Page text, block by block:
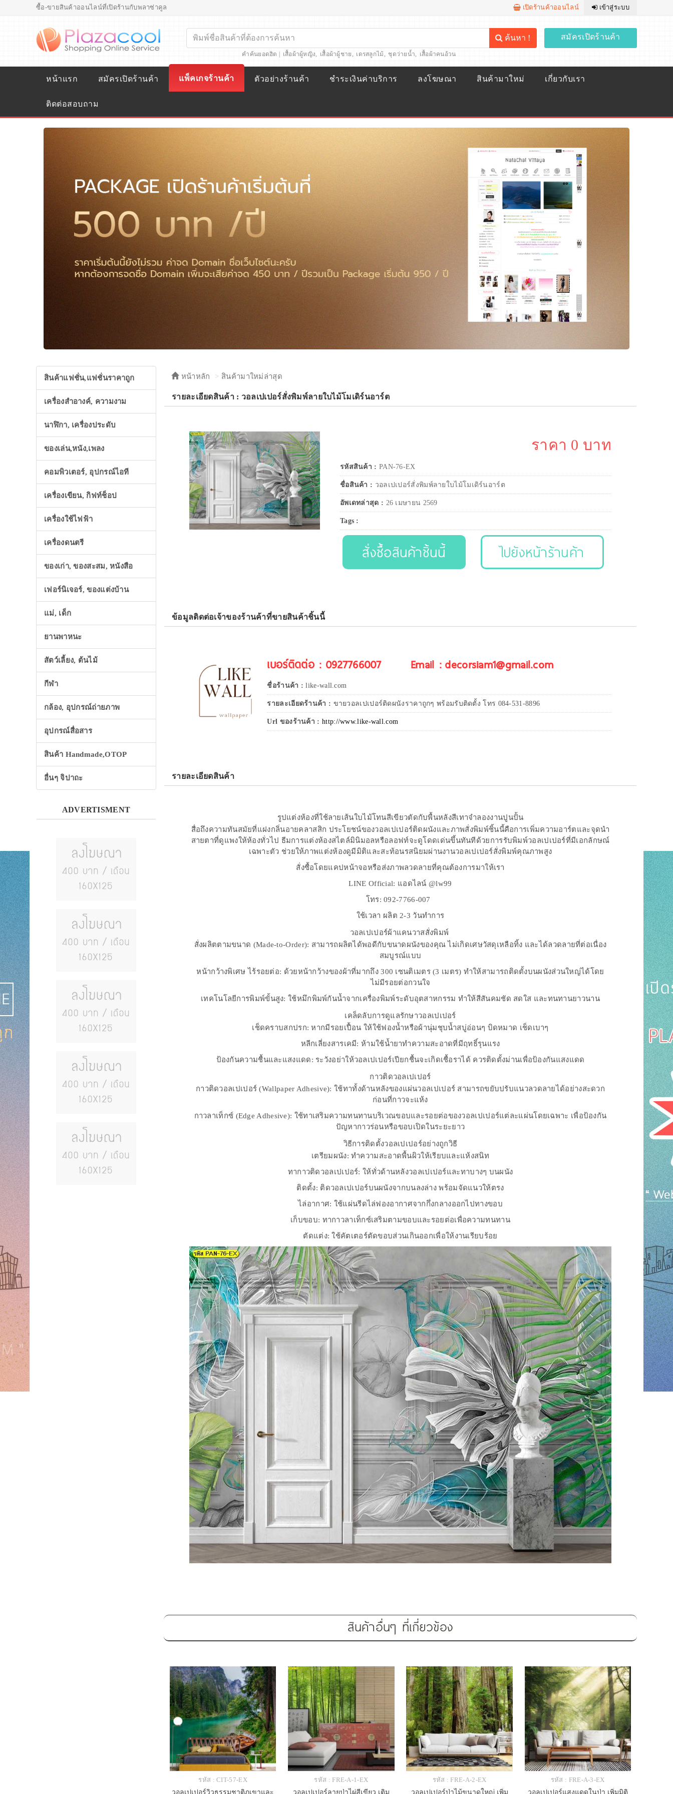
ซื้อ-ขายสินค้าออนไลน์ที่เปิดร้านกับพลาซ่าคูล เปิดร้านค้าออนไลน์ เข้าสู่ระบบ
ค้นหา !
คำค้นยอดฮิต | เสื้อผ้าผู้หญิง, เสื้อผ้าผู้ชาย, เดรสลูกไม้, ชุดว่ายน้ำ, เสื้อผ้าคนอ้วน
สมัครเปิดร้านค้า
หน้าแรก สมัครเปิดร้านค้า แพ็คเกจร้านค้า ตัวอย่างร้านค้า ชำระเงินค่าบริการ ลงโฆษณา สินค้ามาใหม่ เกี่ยวกับเรา
ติดต่อสอบถาม
สินค้าแฟชั่น,แฟชั่นราคาถูก
เครื่องสำอางค์, ความงาม
นาฬิกา, เครื่องประดับ
ของเล่น,หนัง,เพลง
คอมพิวเตอร์, อุปกรณ์ไอที
เครื่องเขียน, กิฟท์ช็อป
เครื่องใช้ไฟฟ้า
เครื่องดนตรี
ของเก่า, ของสะสม, หนังสือ
เฟอร์นิเจอร์, ของแต่งบ้าน
แม่, เด็ก
ยานพาหนะ
สัตว์เลี้ยง, ต้นไม้
กีฬา
กล้อง, อุปกรณ์ถ่ายภาพ
อุปกรณ์สื่อสาร
สินค้า Handmade,OTOP
อื่นๆ จิปาถะ
ADVERTISMENT
หน้าหลัก สินค้ามาใหม่ล่าสุด
รายละเอียดสินค้า : วอลเปเปอร์สั่งพิมพ์ลายใบไม้โมเดิร์นอาร์ต
ราคา 0 บาท
รหัสสินค้า : PAN-76-EX
ชื่อสินค้า : วอลเปเปอร์สั่งพิมพ์ลายใบไม้โมเดิร์นอาร์ต
อัพเดทล่าสุด : 26 เมษายน 2569
Tags :
สั่งซื้อสินค้าชิ้นนี้ ไปยังหน้าร้านค้า
ข้อมูลติดต่อเจ้าของร้านค้าที่ขายสินค้าชิ้นนี้
เบอร์ติดต่อ : 0927766007 Email : decorsiam1@gmail.com
ชื่อร้านค้า :like-wall.com
รายละเอียดร้านค้า : ขายวอลเปเปอร์ติดผนังราคาถูกๆ พร้อมรับติดตั้ง โทร 084-531-8896
Url ของร้านค้า : http://www.like-wall.com
รายละเอียดสินค้า
รูปแต่งห้องที่ใช้ลายเส้นใบไม้โทนสีเขียวตัดกับพื้นหลังสีเทาจำลองงานปูนปั้น
สื่อถึงความทันสมัยที่แฝงกลิ่นอายคลาสสิก ประโยชน์ของวอลเปเปอร์ติดผนังและภาพสั่งพิมพ์ชิ้นนี้คือการเพิ่มความอาร์ตและจุดนำ
สายตาที่ดูแพงให้ห้องทั่วไป ธีมการแต่งห้องสไตล์มินิมอลหรือลอฟท์จะดูโดดเด่นขึ้นทันทีด้วยการรับพิมพ์วอลเปเปอร์ที่มีเอกลักษณ์
เฉพาะตัว ช่วยให้ภาพแต่งห้องดูมีมิติและสะท้อนรสนิยมผ่านงานวอลเปเปอร์สั่งพิมพ์คุณภาพสูง
สั่งซื้อโดยแคปหน้าจอหรือส่งภาพลวดลายที่คุณต้องการมาให้เรา
LINE Official: แอดไลน์ @lw99
โทร: 092-7766-007
ใช้เวลา ผลิต 2-3 วันทำการ
วอลเปเปอร์ผ้าแคนวาสสั่งพิมพ์
สั่งผลิตตามขนาด (Made-to-Order): สามารถผลิตได้พอดีกับขนาดผนังของคุณ ไม่เกิดเศษวัสดุเหลือทิ้ง และได้ลวดลายที่ต่อเนื่อง
สมบูรณ์แบบ
หน้ากว้างพิเศษ ไร้รอยต่อ: ด้วยหน้ากว้างของผ้าที่มากถึง 300 เซนติเมตร (3 เมตร) ทำให้สามารถติดตั้งบนผนังส่วนใหญ่ได้โดย
ไม่มีรอยต่อกวนใจ
เทคโนโลยีการพิมพ์ขั้นสูง: ใช้หมึกพิมพ์กันน้ำจากเครื่องพิมพ์ระดับอุตสาหกรรม ทำให้สีสันคมชัด สดใส และทนทานยาวนาน
เคล็ดลับการดูแลรักษาวอลเปเปอร์
เช็ดคราบสกปรก: หากมีรอยเปื้อน ให้ใช้ฟองน้ำหรือผ้านุ่มชุบน้ำสบู่อ่อนๆ บิดหมาด เช็ดเบาๆ
หลีกเลี่ยงสารเคมี: ห้ามใช้น้ำยาทำความสะอาดที่มีฤทธิ์รุนแรง
ป้องกันความชื้นและแสงแดด: ระวังอย่าให้วอลเปเปอร์เปียกชื้นจะเกิดเชื้อราได้ ควรติดตั้งม่านเพื่อป้องกันแสงแดด
กาวติดวอลเปเปอร์
กาวติดวอลเปเปอร์ (Wallpaper Adhesive): ใช้ทาทั้งด้านหลังของแผ่นวอลเปเปอร์ สามารถขยับปรับแนวลวดลายได้อย่างสะดวก
ก่อนที่กาวจะแห้ง
กาวลาเท็กซ์ (Edge Adhesive): ใช้ทาเสริมความทนทานบริเวณขอบและรอยต่อของวอลเปเปอร์แต่ละแผ่นโดยเฉพาะ เพื่อป้องกัน
ปัญหากาวร่อนหรือขอบเปิดในระยะยาว
วิธีการติดตั้งวอลเปเปอร์อย่างถูกวิธี
เตรียมผนัง: ทำความสะอาดพื้นผิวให้เรียบและแห้งสนิท
ทากาวติดวอลเปเปอร์: ให้ทั่วด้านหลังวอลเปเปอร์และทาบางๆ บนผนัง
ติดตั้ง: ติดวอลเปเปอร์บนผนังจากบนลงล่าง พร้อมจัดแนวให้ตรง
ไล่อากาศ: ใช้แผ่นรีดไล่ฟองอากาศจากกึ่งกลางออกไปทางขอบ
เก็บขอบ: ทากาวลาเท็กซ์เสริมตามขอบและรอยต่อเพื่อความทนทาน
ตัดแต่ง: ใช้คัตเตอร์ตัดขอบส่วนเกินออกเพื่อให้งานเรียบร้อย
สินค้าอื่นๆ ที่เกี่ยวข้อง
รหัส : CIT-57-EX
วอลเปเปอร์วิวธรรมชาติภูเขาและ
รหัส : FRE-A-1-EX
วอลเปเปอร์ลายป่าไผ่สีเขียว เติม
รหัส : FRE-A-2-EX
วอลเปเปอร์ป่าไม้ขนาดใหญ่ เพิ่ม
รหัส : FRE-A-3-EX
วอลเปเปอร์แสงแดดในป่า เพิ่มมิติ